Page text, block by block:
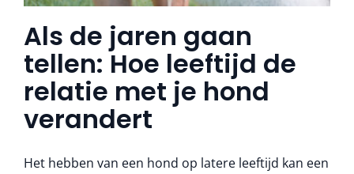
Als de jaren gaan
tellen: Hoe leeftijd de
relatie met je hond
verandert
Het hebben van een hond op latere leeftijd kan een